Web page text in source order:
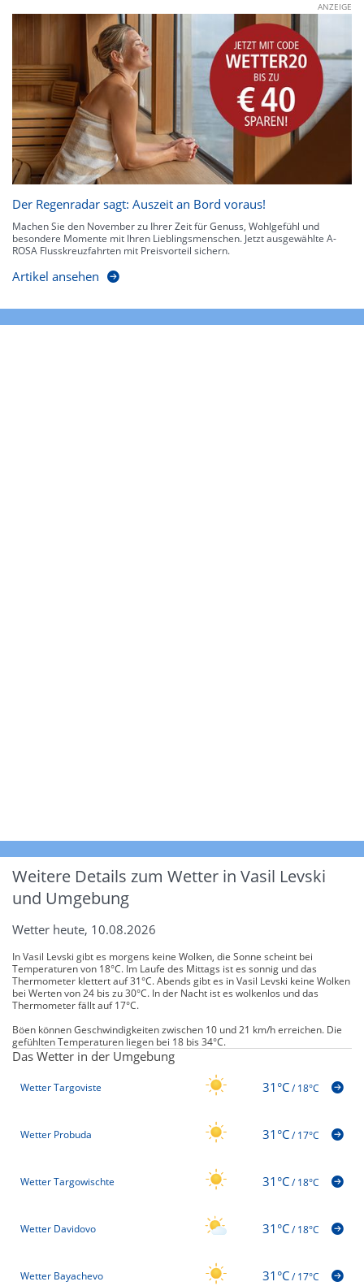
ANZEIGE
Der Regenradar sagt: Auszeit an Bord voraus!
Machen Sie den November zu Ihrer Zeit für Genuss, Wohlgefühl und
besondere Momente mit Ihren Lieblingsmenschen. Jetzt ausgewählte A-
ROSA Flusskreuzfahrten mit Preisvorteil sichern.
Artikel ansehen
Weitere Details zum Wetter in Vasil Levski
und Umgebung
Wetter heute, 10.08.2026
In Vasil Levski gibt es morgens keine Wolken, die Sonne scheint bei
Temperaturen von 18°C. Im Laufe des Mittags ist es sonnig und das
Thermometer klettert auf 31°C. Abends gibt es in Vasil Levski keine Wolken
bei Werten von 24 bis zu 30°C. In der Nacht ist es wolkenlos und das
Thermometer fällt auf 17°C.
Böen können Geschwindigkeiten zwischen 10 und 21 km/h erreichen. Die
gefühlten Temperaturen liegen bei 18 bis 34°C.
Das Wetter in der Umgebung
Wetter Targoviste 31°C/18°C
Wetter Probuda 31°C/17°C
Wetter Targowischte 31°C/18°C
Wetter Davidovo 31°C/18°C
Wetter Bayachevo 31°C/17°C